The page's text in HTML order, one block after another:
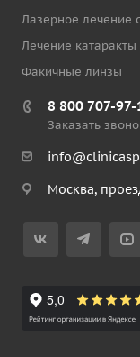
Лазерное лечение
Лечение катаракты
Факичные линзы
8 800 707-97-
Заказать
Москва,